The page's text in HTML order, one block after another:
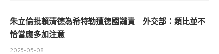
朱立倫批賴清德為希特勒遭德國譴責 外交部：類比並不
恰當應多加注意
2025-05-08